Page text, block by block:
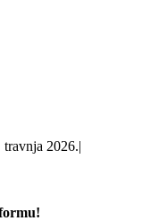
travnja 2026.|